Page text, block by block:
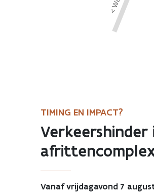
TIMING EN IMPACT?
Verkeershinder
afrittencomplex
Vanaf vrijdagavond 7